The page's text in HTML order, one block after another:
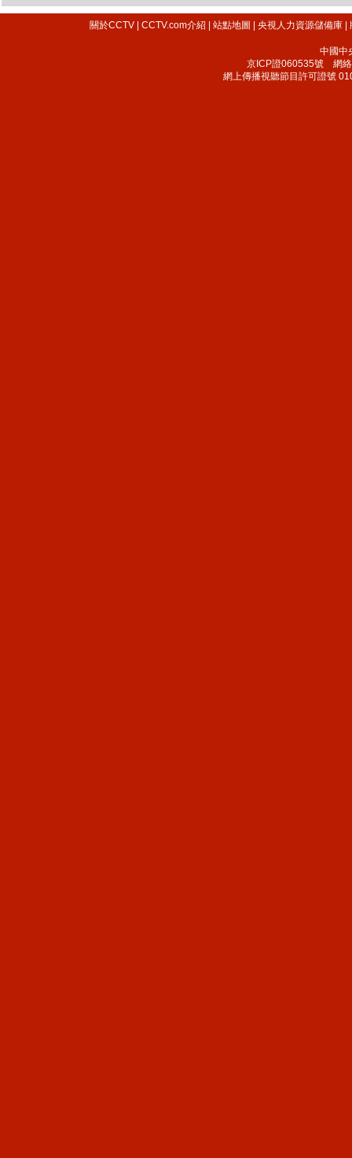
關於CCTV |CCTV.com介紹 |站點地圖 |央視人力資源儲備庫 |
中國中
京ICP證060535號 網絡
網上傳播視聽節目許可證號